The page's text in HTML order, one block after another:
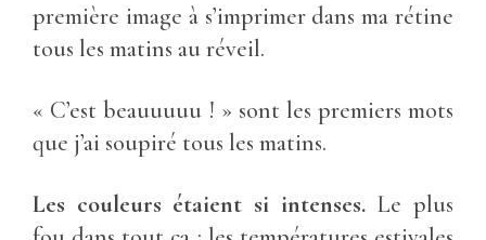
première image à s’imprimer dans ma rétine
tous les matins au réveil.
« C’est beauuuuu ! » sont les premiers mots
que j’ai soupiré tous les matins.
Les couleurs étaient si intenses.Le plus